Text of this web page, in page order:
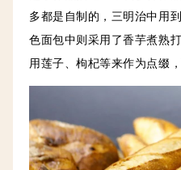
多都是自制的，三明治中用
色面包中则采用了香芋煮熟
用莲子、枸杞等来作为点缀